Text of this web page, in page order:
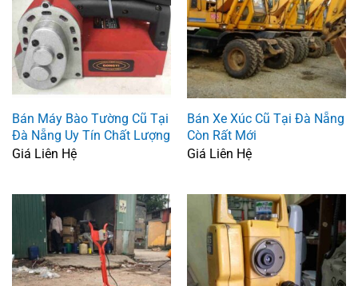
Bán Máy Bào Tường Cũ Tại
Đà Nẵng Uy Tín Chất Lượng
Giá Liên Hệ
Bán Xe Xúc Cũ Tại Đà Nẵng
Còn Rất Mới
Giá Liên Hệ